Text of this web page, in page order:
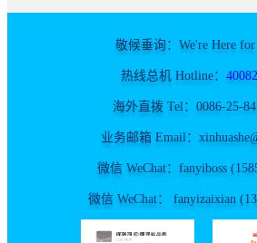
敬候垂询：We're Here for
热线总机 Hotline：
海外直拨 Tel：0086-25-
业务邮箱 Email：
微信 WeChat：fanyiboss
微信 WeChat： fanyizaixian